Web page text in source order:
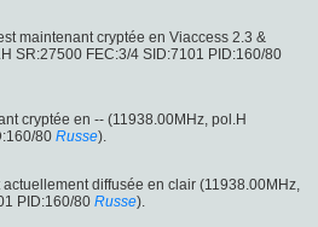
maintenant cryptée en Viaccess 2.3 &
SR:27500 FEC:3/4 SID:7101 PID:160/80
cryptée en -- (11938.00MHz, pol.H
80 Russe).
diffusée en clair (11938.00MHz,
PID:160/80 Russe).